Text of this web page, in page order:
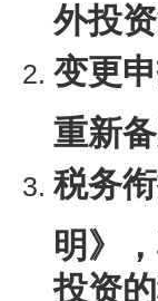
外投资
变更
重新
税务
明》
投资